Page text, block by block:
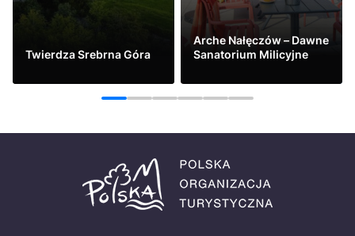
Twierdza Srebrna Góra
Zobacz
Arche Nałęczów – Dawne
Sanatorium Milicyjne
Zobacz
1 2 3 4 5 6